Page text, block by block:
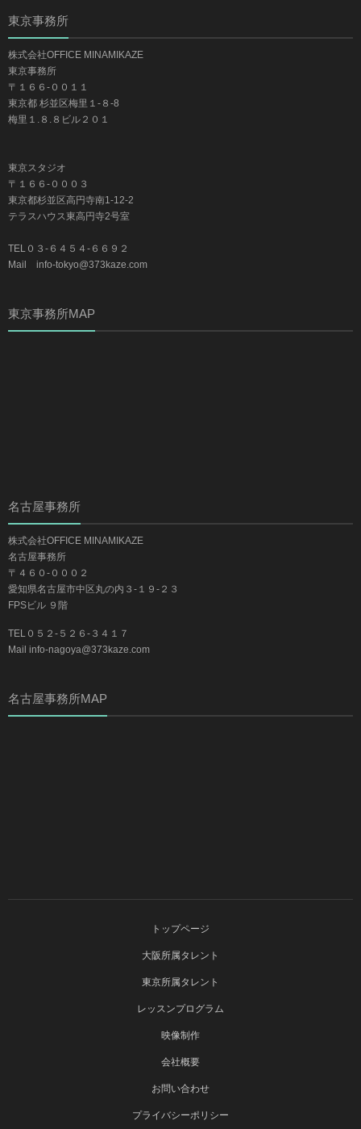
東京事務所
株式会社OFFICE MINAMIKAZE
東京事務所
〒１６６-００１１
東京都 杉並区梅里１-８-8
梅里１.８.８ビル２０１
東京スタジオ
〒１６６-０００３
東京都杉並区高円寺南1-12-2
テラスハウス東高円寺2号室
TEL０３-６４５４-６６９２
Mail info-tokyo@373kaze.com
東京事務所MAP
名古屋事務所
株式会社OFFICE MINAMIKAZE
名古屋事務所
〒４６０-０００２
愛知県名古屋市中区丸の内３-１９-２３
FPSビル ９階
TEL０５２-５２６-３４１７
Mail info-nagoya@373kaze.com
名古屋事務所MAP
トップページ
大阪所属タレント
東京所属タレント
レッスンプログラム
映像制作
会社概要
お問い合わせ
プライバシーポリシー